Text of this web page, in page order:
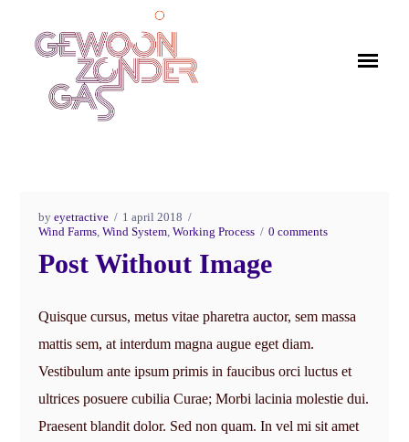
byeyetractive
1 april 2018
Wind Farms,Wind System,Working Process 0 comments
Post Without Image
Quisque cursus, metus vitae pharetra auctor, sem massa
mattis sem, at interdum magna augue eget diam.
Vestibulum ante ipsum primis in faucibus orci luctus et
ultrices posuere cubilia Curae; Morbi lacinia molestie dui.
Praesent blandit dolor. Sed non quam. In vel mi sit amet